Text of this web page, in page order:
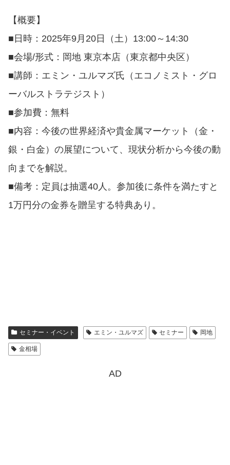
【概要】
■日時：2025年9月20日（土）13:00～14:30
■会場/形式：岡地 東京本店（東京都中央区）
■講師：エミン・ユルマズ氏（エコノミスト・グロ
ーバルストラテジスト）
■参加費：無料
■内容：今後の世界経済や貴金属マーケット（金・
銀・白金）の展望について、現状分析から今後の動
向までを解説。
■備考：定員は抽選40人。参加後に条件を満たすと
1万円分の金券を贈呈する特典あり。
セミナー・イベント エミン・ユルマズ セミナー 岡地
金相場
AD